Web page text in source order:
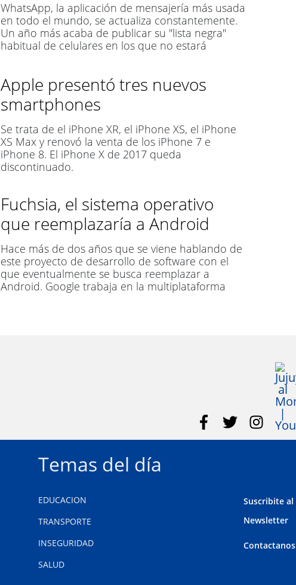
WhatsApp, la aplicación de mensajería más usada
en todo el mundo, se actualiza constantemente.
Un año más acaba de publicar su "lista negra"
habitual de celulares en los que no estará
Apple presentó tres nuevos
smartphones
Se trata de el iPhone XR, el iPhone XS, el iPhone
XS Max y renovó la venta de los iPhone 7 e
iPhone 8. El iPhone X de 2017 queda
discontinuado.
Fuchsia, el sistema operativo
que reemplazaría a Android
Hace más de dos años que se viene hablando de
este proyecto de desarrollo de software con el
que eventualmente se busca reemplazar a
Android. Google trabaja en la multiplataforma
Temas del día
EDUCACION
TRANSPORTE
INSEGURIDAD
SALUD
Suscribite al
Newsletter
Contactanos